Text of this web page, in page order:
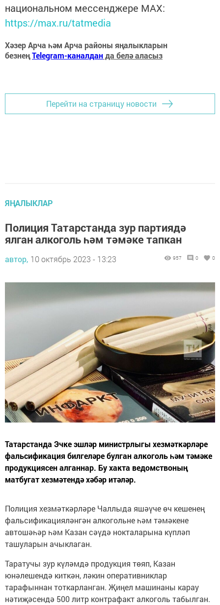
национальном мессенджере MАХ:
https://max.ru/tatmedia
Хәзер Арча һәм Арча районы яңалыкларын
безнеңTelegram-каналданда белә аласыз
Перейти на страницу новости
ЯҢАЛЫКЛАР
Полиция Татарстанда зур партиядә
ялган алкоголь һәм тәмәке тапкан
автор, 10 октябрь 2023 - 13:23 957 0 0
Татарстанда Эчке эшләр министрлыгы хезмәткәрләре
фальсификация билгеләре булган алкоголь һәм тәмәке
продукциясен алганнар. Бу хакта ведомствоның
матбугат хезмәтендә хәбәр итәләр.
Полиция хезмәткәрләре Чаллыда яшәүче өч кешенең
фальсификацияләнгән алкогольне һәм тәмәкене
автошәһәр һәм Казан сәүдә нокталарына күпләп
ташуларын ачыклаган.
Таратучы зур күләмдә продукция төяп, Казан
юнәлешендә киткән, ләкин оперативниклар
тарафыннан тоткарланган. Җиңел машинаны карау
нәтиҗәсендә 500 литр контрафакт алкоголь табылган.